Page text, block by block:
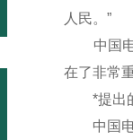
人民。”
中国电
在了非常
*提出的
中国电